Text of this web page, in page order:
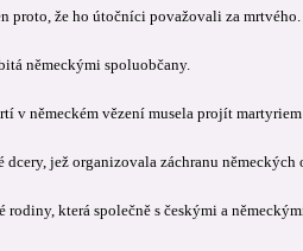
proto, že ho útočníci považovali za mrtvého.
německými spoluobčany.
v německém vězení musela projít martyriem
dcery, jež organizovala záchranu německých
rodiny, která společně s českými a